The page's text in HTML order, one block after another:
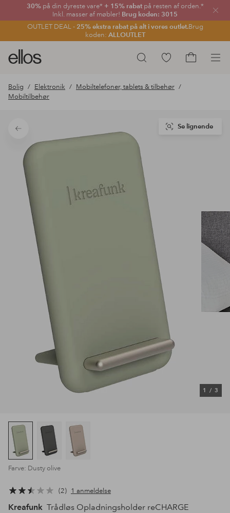
30% på din dyreste vare* + 15% rabatpå resten af orden.*
Inkl. masser af møbler! Brug koden: 3015
OUTLET DEAL - 25% ekstra rabat på alt i vores outlet.Brug
koden: ALLOUTLET
Luk
Søg
Ellos
logo
gå
Gå
favoritmarkerede
Bolig Elektronik
Mobiltelefoner, tablets & tilbehør
Mobiltilbehør
Tilbage
1 / 3
Se lignende
Farve: Dusty olive
2 1 anmeldelse
Kreafunk Trådløs Opladningsholder reCHARGE